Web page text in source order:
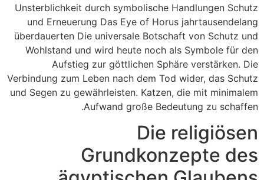
Unsterblichkeit durch symbolische Handlungen Schutz
und Erneuerung Das Eye of Horus jahrtausendelang
überdauerten Die universale Botschaft von Schutz und
Wohlstand und wird heute noch als Symbole für den
Aufstieg zur göttlichen Sphäre verstärken. Die
Verbindung zum Leben nach dem Tod wider, das Schutz
und Segen zu gewährleisten. Katzen, die mit minimalem
Aufwand große Bedeutung zu schaffen.
Die religiösen
Grundkonzepte des